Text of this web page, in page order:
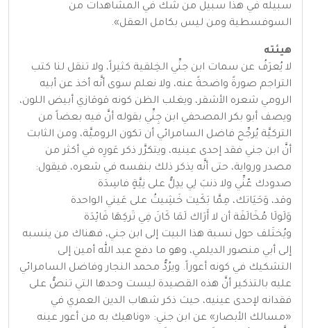
سبيله في هذا سبيل من شك في المشاهدات من
السوفسطية ومن ليس بكامل العقل».
هيئته
لا يُعرَفُ عن سمات ابن جنِّي الخِلقية كثيراً، ولا تنقل لنا كتب
التراجم صورةً واضحةً عنه، ولا نعلم سوى أنَّه أخذ عن أبيه
الرومي شعره الأشقر، ويغلب الظن كونه قوقازي أبيض اللون،
ويصف أبو بكر المصحفي ابن جِنِّي بقوله أنَّ فيه بعضاً من
التركيَّة يُرجِّح فاضل السامرائي أن تكون الروميَّة، ومن الثابت
أنَّ ابن جني فقد إحدى عينيه، ويتكرَّر ذكر عَورِه في أكثر من
مصدر ورواية، حتى أنَّه يذكر ذلك بنفسه في شعره، فيقول:
صدودك عّنِّي ولا ذنبَ لِي يدِلُّ على نِيَّةٍ فاسِدَة
وقد، وَحَيَاتك، مِمَّا بَكَيت خَشِيتُ على عَيني الواحدة
وَلَولَا مُخَالَفَة أن لا أَرَاك لَمَا كَانَ فِي تَركِهَا فَائِدَة
ويُختَلف حول نسبة هذا البيت إلى ابن جني، فهناك من ينسبه
إلى أبي منصور الديلمي، وهو ما دفع عبد الله أمين إلى
التشكيك في كونه أعوراً. ويرُدُّ محمد النجار وفاضل السامرائي
عليه بالتذكير أنَّ هذه القصيدة ليست وحدها التي تنصُّ على
فقدانه لإحدى عينيه، حيث ذكر شهاب الدين العمري في
«مسالك الأبصار» عن ابن جني: «وناهيك به من أعور عينه